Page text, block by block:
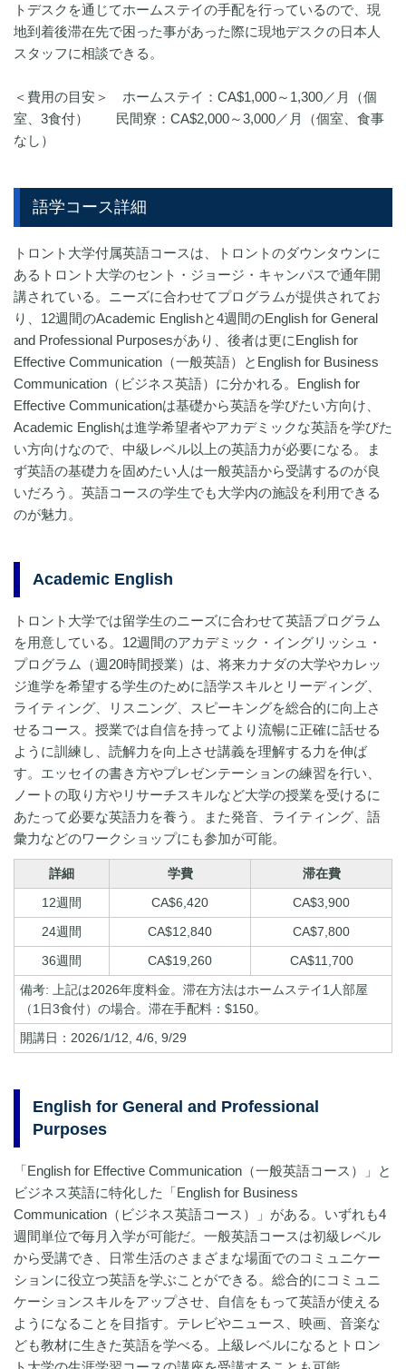
トデスクを通じてホームステイの手配を行っているので、現
地到着後滞在先で困った事があった際に現地デスクの日本人
スタッフに相談できる。
＜費用の目安＞ ホームステイ：CA$1,000～1,300／月（個
室、3食付） 民間寮：CA$2,000～3,000／月（個室、食事
なし）
語学コース詳細
トロント大学付属英語コースは、トロントのダウンタウンに
あるトロント大学のセント・ジョージ・キャンパスで通年開
講されている。ニーズに合わせてプログラムが提供されてお
り、12週間のAcademic Englishと4週間のEnglish for General
and Professional Purposesがあり、後者は更にEnglish for
Effective Communication（一般英語）とEnglish for Business
Communication（ビジネス英語）に分かれる。English for
Effective Communicationは基礎から英語を学びたい方向け、
Academic Englishは進学希望者やアカデミックな英語を学びた
い方向けなので、中級レベル以上の英語力が必要になる。ま
ず英語の基礎力を固めたい人は一般英語から受講するのが良
いだろう。英語コースの学生でも大学内の施設を利用できる
のが魅力。
Academic English
トロント大学では留学生のニーズに合わせて英語プログラム
を用意している。12週間のアカデミック・イングリッシュ・
プログラム（週20時間授業）は、将来カナダの大学やカレッ
ジ進学を希望する学生のために語学スキルとリーディング、
ライティング、リスニング、スピーキングを総合的に向上さ
せるコース。授業では自信を持ってより流暢に正確に話せる
ように訓練し、読解力を向上させ講義を理解する力を伸ば
す。エッセイの書き方やプレゼンテーションの練習を行い、
ノートの取り方やリサーチスキルなど大学の授業を受けるに
あたって必要な英語力を養う。また発音、ライティング、語
彙力などのワークショップにも参加が可能。
詳細 学費
滞在費
12週間
CA$6,420
CA$3,900
24週間
CA$12,840
CA$7,800
36週間
CA$19,260
CA$11,700
備考: 上記は2026年度料金。滞在方法はホームステイ1人部屋
（1日3食付）の場合。滞在手配料：$150。
開講日：2026/1/12, 4/6, 9/29
English for General and Professional
Purposes
「English for Effective Communication（一般英語コース）」と
ビジネス英語に特化した「English for Business
Communication（ビジネス英語コース）」がある。いずれも4
週間単位で毎月入学が可能だ。一般英語コースは初級レベル
から受講でき、日常生活のさまざまな場面でのコミュニケー
ションに役立つ英語を学ぶことができる。総合的にコミュニ
ケーションスキルをアップさせ、自信をもって英語が使える
ようになることを目指す。テレビやニュース、映画、音楽な
ども教材に生きた英語を学べる。上級レベルになるとトロン